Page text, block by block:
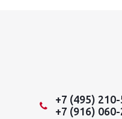
+7 (495)
+7 (916)